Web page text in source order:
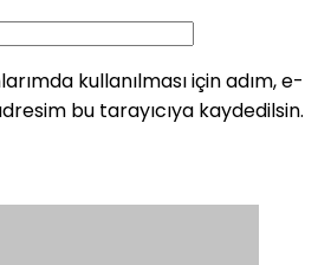
kullanılması için adım, e-
bu tarayıcıya kaydedilsin.